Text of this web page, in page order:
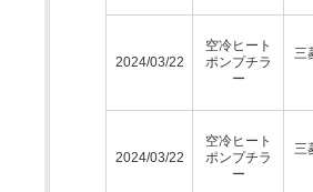
2024/03/22
空冷ヒート
ポンプチラ
ー
三
2024/03/22
空冷ヒート
ポンプチラ
ー
三